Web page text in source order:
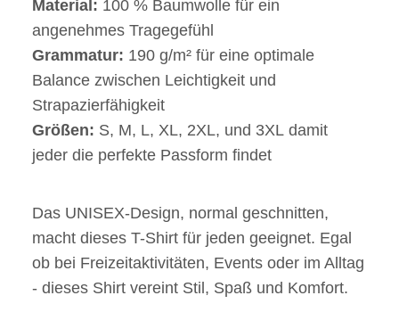
Material: 100 % Baumwolle für ein
angenehmes Tragegefühl
Grammatur: 190 g/m² für eine optimale
Balance zwischen Leichtigkeit und
Strapazierfähigkeit
Größen: S, M, L, XL, 2XL, und 3XL damit
jeder die perfekte Passform findet
Das UNISEX-Design, normal geschnitten,
macht dieses T-Shirt für jeden geeignet. Egal
ob bei Freizeitaktivitäten, Events oder im Alltag
- dieses Shirt vereint Stil, Spaß und Komfort.